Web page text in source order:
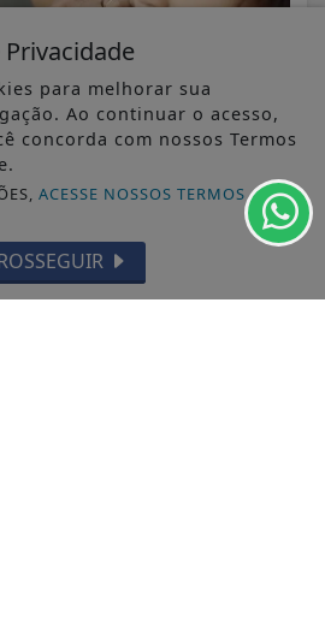
para melhorar sua
Ao continuar o acesso,
concorda com nossos Termos
ACESSE NOSSOS TERMOS